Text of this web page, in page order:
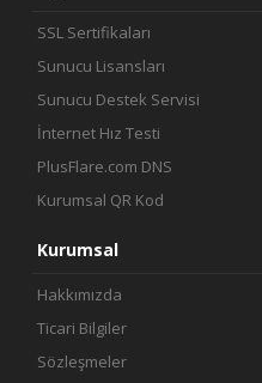
SSL Sertifikaları
Sunucu Lisansları
Sunucu Destek Servisi
İnternet Hız Testi
PlusFlare.com DNS
Kurumsal QR Kod
Kurumsal
Hakkımızda
Ticari Bilgiler
Sözleşmeler